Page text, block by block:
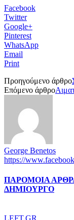
Facebook
Twitter
Google+
Pinterest
WhatsApp
Email
Print
Προηγούμενο άρθρο
Επόμενο άρθρο
George Benetos
https://
ΠΑΡΟΜΟΙΑ
ΔΗΜΙΟΥΡΓΟ